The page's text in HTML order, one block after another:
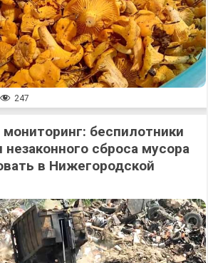
247
беспилотники
сброса мусора
в Нижегородской